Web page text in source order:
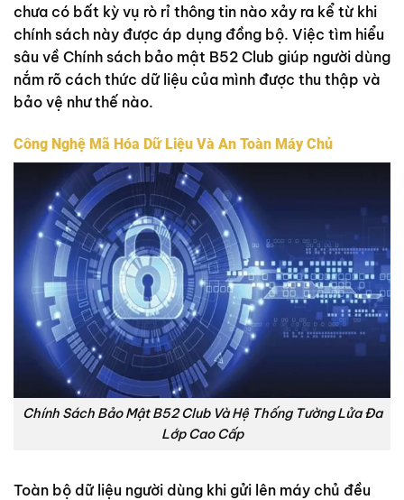
chưa có bất kỳ vụ rò rỉ thông tin nào xảy ra kể từ khi
chính sách này được áp dụng đồng bộ. Việc tìm hiểu
sâu về Chính sách bảo mật B52 Club giúp người dùng
nắm rõ cách thức dữ liệu của mình được thu thập và
bảo vệ như thế nào.
Công Nghệ Mã Hóa Dữ Liệu Và An Toàn Máy Chủ
Chính Sách Bảo Mật B52 Club Và Hệ Thống Tường Lửa Đa
Lớp Cao Cấp
Toàn bộ dữ liệu người dùng khi gửi lên máy chủ đều